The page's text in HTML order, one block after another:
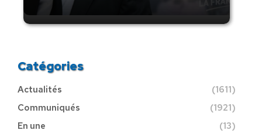
Catégories
Actualités
(1611)
Communiqués
(1921)
En une
(13)